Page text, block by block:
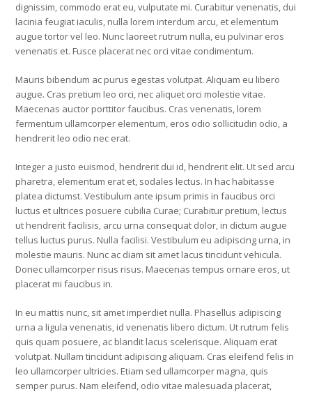
dignissim, commodo erat eu, vulputate mi. Curabitur venenatis, dui
lacinia feugiat iaculis, nulla lorem interdum arcu, et elementum
augue tortor vel leo. Nunc laoreet rutrum nulla, eu pulvinar eros
venenatis et. Fusce placerat nec orci vitae condimentum.
Mauris bibendum ac purus egestas volutpat. Aliquam eu libero
augue. Cras pretium leo orci, nec aliquet orci molestie vitae.
Maecenas auctor porttitor faucibus. Cras venenatis, lorem
fermentum ullamcorper elementum, eros odio sollicitudin odio, a
hendrerit leo odio nec erat.
Integer a justo euismod, hendrerit dui id, hendrerit elit. Ut sed arcu
pharetra, elementum erat et, sodales lectus. In hac habitasse
platea dictumst. Vestibulum ante ipsum primis in faucibus orci
luctus et ultrices posuere cubilia Curae; Curabitur pretium, lectus
ut hendrerit facilisis, arcu urna consequat dolor, in dictum augue
tellus luctus purus. Nulla facilisi. Vestibulum eu adipiscing urna, in
molestie mauris. Nunc ac diam sit amet lacus tincidunt vehicula.
Donec ullamcorper risus risus. Maecenas tempus ornare eros, ut
placerat mi faucibus in.
In eu mattis nunc, sit amet imperdiet nulla. Phasellus adipiscing
urna a ligula venenatis, id venenatis libero dictum. Ut rutrum felis
quis quam posuere, ac blandit lacus scelerisque. Aliquam erat
volutpat. Nullam tincidunt adipiscing aliquam. Cras eleifend felis in
leo ullamcorper ultricies. Etiam sed ullamcorper magna, quis
semper purus. Nam eleifend, odio vitae malesuada placerat,